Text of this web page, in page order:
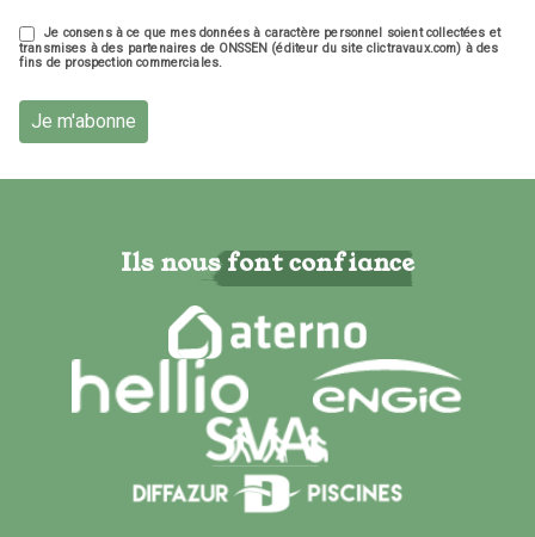
Je consens à ce que mes données à caractère personnel soient collectées et
transmises à des partenaires de ONSSEN (éditeur du site clictravaux.com) à des
fins de prospection commerciales.
Je m'abonne
Ils nous font confiance